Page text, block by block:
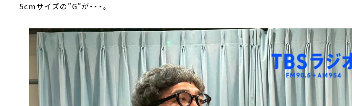
5cmサイズの”G”が・・・。